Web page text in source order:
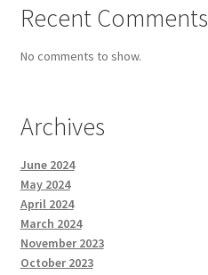
Recent Comments
No comments to show.
Archives
June 2024
May 2024
April 2024
March 2024
November 2023
October 2023